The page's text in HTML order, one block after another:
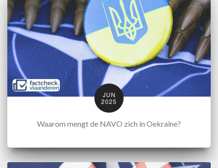
JUN
2025
Waarom mengt de NAVO zich in Oekraïne?